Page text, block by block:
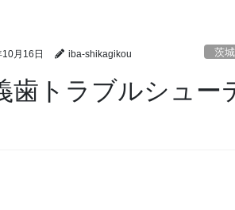
月16日 iba-shikagikou 茨
歯トラブルシュー